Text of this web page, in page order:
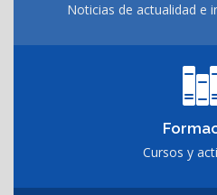
Noticias de actualidad e
Cursos y